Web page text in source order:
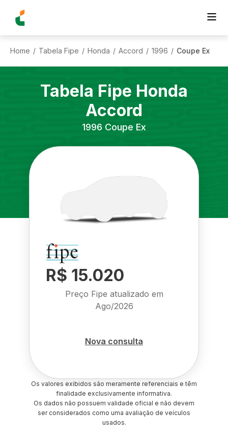
Home / Tabela Fipe / Honda / Accord / 1996 / Coupe Ex
Tabela Fipe Honda
Accord
1996 Coupe Ex
R$ 15.020
Preço Fipe atualizado em
Ago/2026
Nova consulta
Os valores exibidos são meramente referenciais e têm
finalidade exclusivamente informativa.
Os dados não possuem validade oficial e não devem
ser considerados como uma avaliação de veículos
usados.